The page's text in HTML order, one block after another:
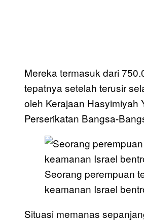
Mereka termasuk dari
tepatnya setelah terusir
oleh Kerajaan Hasyimiyah
Perserikatan Bangsa-
Seorang perempuan
keamanan Israel
Situasi memanas